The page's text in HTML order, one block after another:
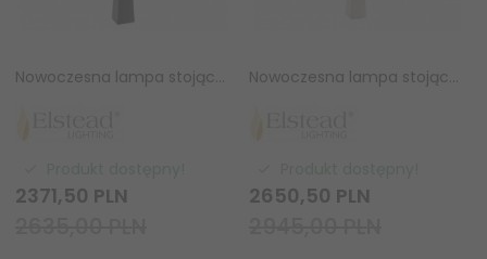
Nowoczesna lampa stojąca podłogowa czarna z szarym abażurem ASCENT ASCENT-FL-BLK Elstead Lighting polerowany nikiel
2371,50 PLN
Nowoczesna lampa stojąca podłogowa z czarnym abażurem ASCENT ASCENT-FL-PN-BK Elstead Lighting polerowany nikiel
2650,50 PLN